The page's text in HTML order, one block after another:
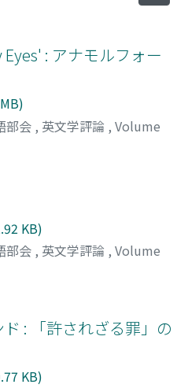
: アナモルフォー
部会 , 英文学評論 , Volume
KB)
部会 , 英文学評論 , Volume
: 「許されざる罪」の
KB)